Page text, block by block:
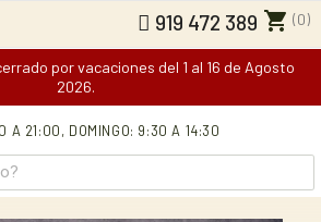
919 472 389 shopping_cart (0)
por vacaciones del 1 al 16 de Agosto
2026.
A 21:00, DOMINGO: 9:30 A 14:30